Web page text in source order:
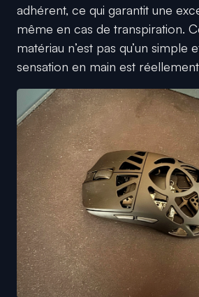
adhérent, ce qui garantit une
même en cas de transpiration.
matériau n’est pas qu’un simple
sensation en main est